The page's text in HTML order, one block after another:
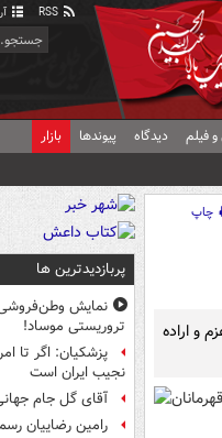
فیلم دیدگاه پیوندها بازار
چاپ
و اراده
پربازدیدترین ها
نمایش وطن‌فروشی
تروریستی موساد!
پزشکیان: اگر تا
نجیب ایران است
آقای گل جام
رامین رضاییان